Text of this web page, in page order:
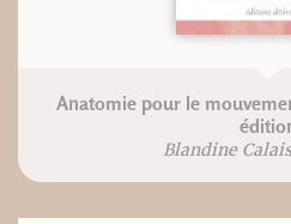
Anatomie pour le
Blandine